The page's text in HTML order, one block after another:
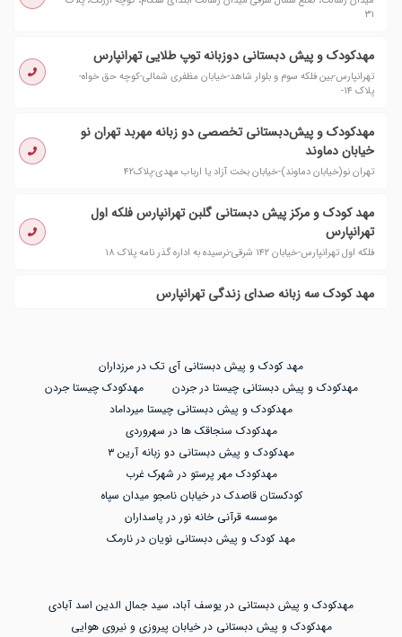
۳۱
مهدکودک و پیش دبستانی دوزبانه توپ طلایی تهرانپارس
تهرانپارس-بین فلکه سوم و بلوار شاهد-خیابان مظفری شمالی-کوچه حق خواه-
پلاک ۱۴-
مهدکودک و پیش‌دبستانی تخصصی دو زبانه مهربد تهران نو
خیابان دماوند
تهران نو(خیابان دماوند)-خیابان بخت آزاد یا ارباب مهدی-پلاک۴۲
مهد کودک و مرکز پیش دبستانی گلبن تهرانپارس فلکه اول
تهرانپارس
فلکه اول تهرانپارس-خیابان ۱۴۲ شرقی-نرسیده به اداره گذر نامه پلاک ۱۸
مهد کودک سه زبانه صدای زندگی تهرانپارس
مهد کودک و پیش دبستانی آی تک در مرزداران
مهدکودک و پیش دبستانی چیستا در جردن
مهدکودک چیستا جردن
مهدکودک و پیش دبستانی چیستا میرداماد
مهدکودک سنجاقک ها در سهروردی
مهدکودک و پیش دبستانی دو زبانه آرین ۳
مهدکودک مهر پرستو در شهرک غرب
کودکستان قاصدک در خیابان نامجو میدان سپاه
موسسه قرآنی خانه نور در پاسداران
مهد کودک و پیش دبستانی نویان در نارمک
مهدکودک و پیش دبستانی در یوسف آباد، سید جمال الدین اسد آبادی
مهدکودک و پیش دبستانی در خیابان پیروزی و نیروی هوایی